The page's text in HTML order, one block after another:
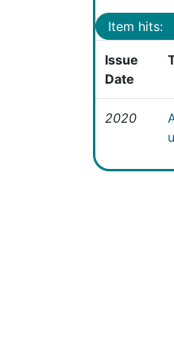
Item hits:
Issue
Date
2020